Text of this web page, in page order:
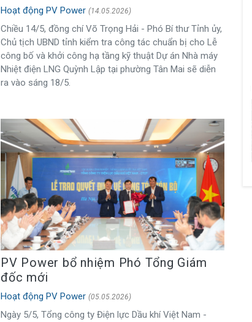
Hoạt động PV Power (14.05.2026)
Chiều 14/5, đồng chí Võ Trọng Hải - Phó Bí thư Tỉnh ủy,
Chủ tịch UBND tỉnh kiểm tra công tác chuẩn bị cho Lễ
công bố và khởi công hạ tầng kỹ thuật Dự án Nhà máy
Nhiệt điện LNG Quỳnh Lập tại phường Tân Mai sẽ diễn
ra vào sáng 18/5.
PV Power bổ nhiệm Phó Tổng Giám
đốc mới
Hoạt động PV Power (05.05.2026)
Ngày 5/5, Tổng công ty Điện lực Dầu khí Việt Nam -